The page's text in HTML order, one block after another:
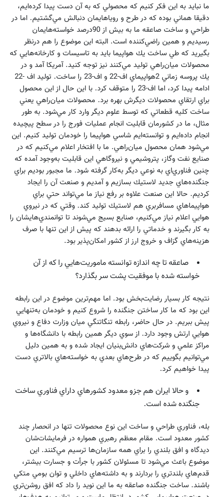
ما نبايد به اين فكر كنيم كه محصولي كه به آن دست پيدا كرده‌ايم،
دقيقا هماني بوده كه در طرح و روياهايمان دنبالش مي‌گشتيم. اما در
طراحي و ساخت صاعقه ما به بيش از 90درصد خواسته‌هايمان
رسيديم و همين راضي‌كننده است. البته اين موضوع را هم درنظر
بگيريد كه طي ساخت يك هواپيما بايد به تاسيسات و كارخانه‌هايي كه
محصولات ميان‌راهي توليد مي‌‌كنند نيز توجه كنيد. آمريكا آمد و در
يك پروسه زماني 2هواپيماي اف-22 و اف-23 را ساخت. توليد اف -22
ادامه پيدا كرد، اما اف-23 را متوقف كرد. با اين حال از اين محصول
براي ارتقاي محصولات ديگرش بهره برد. محصولات ميان‌راهي يعني
ساخت كليه قطعاتي كه توسط علوم ديگر وارد كار مي‌شود. به طور
مثال، ما در كشورمان قابليت انجام عمليات فورج را در سطح پيچيده
انجام داده‌ايم و توانسته‌ايم شاسي هواپيما را خودمان توليد كنيم. اين
مي‌شود همان محصول ميان‌راهي. ما با افتخار اعلام مي‌كنيم كه در
صنايع نفت وگاز، پتروشيمي و نيروگاهي اين قابليت به‌وجود آمده كه
چنين فناوري‌‌اي به نوعي ديگر به‌كار گرفته شود. ما مجبور بوديم براي
جنگنده‌هاي جديد لاستيك بسازيم و آمديم و صنعت آن را ايجاد
كرديم. حالا اين صنعت علاوه بر رفع نياز ما مي‌تواند حتي براي
هواپيماهاي مسافربري هم لاستيك توليد كند. وقتي كه در نيروي
هوايي اعلام نياز مي‌كنيم، صنايع بسيج مي‌شوند تا توانمندي‌هايشان را
به كار بگيرند و خدماتي را ارائه بدهند كه پيش از اين تنها با صرف
هزينه‌هاي گزاف و خروج ارز از كشور امكان‌پذير بود.
صاعقه تا چه اندازه توانسته ماموريت‌هايي را كه از آن
خواسته شده با موفقيت پشت سر بگذارد؟
نتيجه كار بسيار رضايت‌بخش بود. اما مهم‌ترين موضوع در اين رابطه
اين بود كه ما كار ساختن جنگنده را شروع كنيم و خودمان به‌تنهايي
پيش ببريم. در حال حاضر، رابطه تنگاتنگي ميان وزارت دفاع و نيروي
هوايي ارتش وجود دارد. از سوي ديگر همين رابطه با دانشگاه‌ها و
مراكز علمي و شركت‌هاي دانش‌بنيان ايجاد شده و به همين دليل
مي‌توانيم بگوييم كه در طرح‌هاي بعدي به خواسته‌هاي بالاتري دست
پيدا خواهيم كرد.
و حالا ايران هم جزو معدود كشورهاي داراي فناوري ساخت
جنگنده شده است.
بله، فناوري طراحي و ساخت اين نوع محصولات تنها در انحصار چند
كشور معدود است. مقام معظم رهبري همواره در فرمايشات‌شان
ديدگاه و افق بلندي را براي همه سازمان‌ها ترسيم مي‌كنند. اين
موضوع باعث مي‌شود تا مسئولان كشور با جرأت و جسارت بيشتر،
قدم‌هاي بلندتري را بردارند و به داشته‌هاي داخلي و توان بومي متكي
باشند. ساخت جنگنده صاعقه به ما اين نويد را داد كه افق روشن‌تري